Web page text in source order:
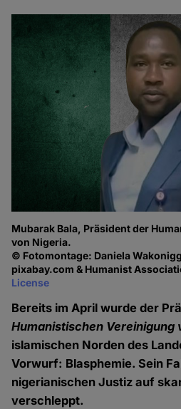
Mubarak Bala, Präsident der
von Nigeria.
© Fotomontage: Daniela
pixabay.com & Humanist
License
Bereits im April wurde der
Humanistischen Vereinigung
islamischen Norden des
Vorwurf: Blasphemie. Sein
nigerianischen Justiz auf
verschleppt.